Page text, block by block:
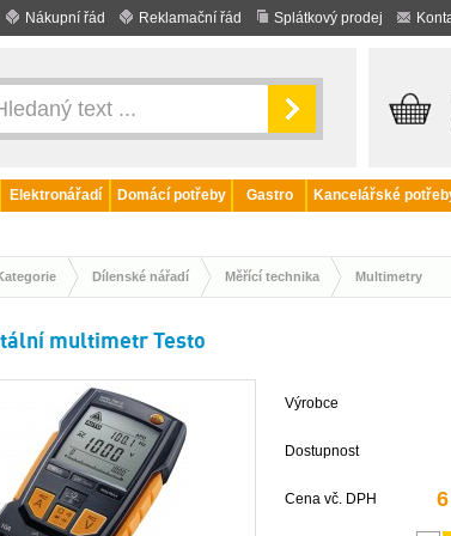
Nákupní řád Reklamační řád Splátkový prodej
Elektronářadí Domácí potřeby Gastro Kancelářské
Dílenské nářadí Měřící technika Multimetry
multimetr Testo
Výrobce
Dostupnost
Cena vč. DPH